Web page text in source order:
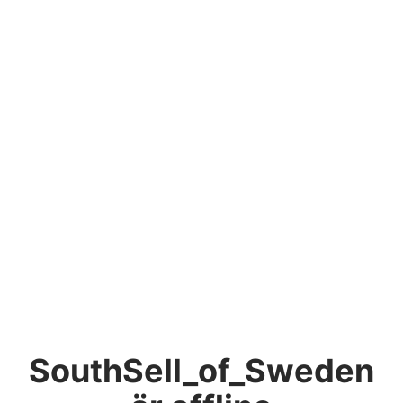
SouthSell_of_Sweden